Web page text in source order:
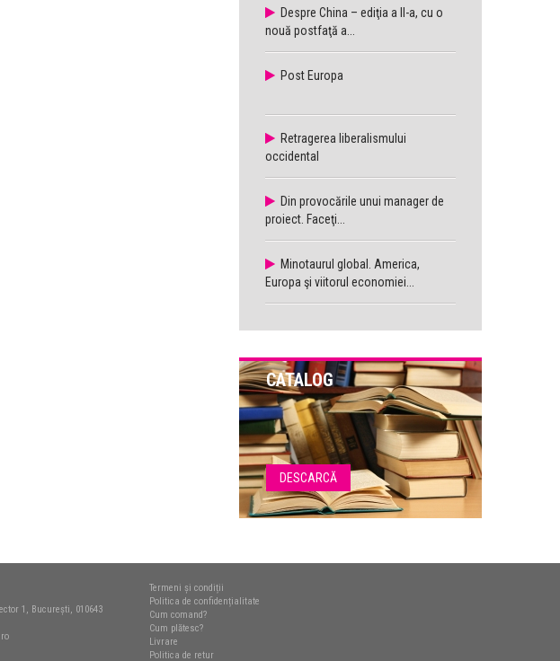
Despre China – ediţia a II-a, cu o
nouă postfaţă a...
Post Europa
Retragerea liberalismului
occidental
Din provocările unui manager de
proiect. Faceţi...
Minotaurul global. America,
Europa şi viitorul economiei...
CATALOG
DESCARCĂ
1, București, 010643
Termeni și condiții
Politica de confidențialitate
Cum comand?
Cum plătesc?
Livrare
Politica de retur